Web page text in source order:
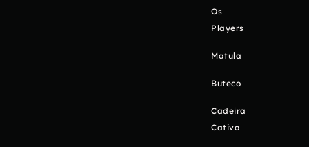
Os
Players
Matula
Buteco
Cadeira
Cativa